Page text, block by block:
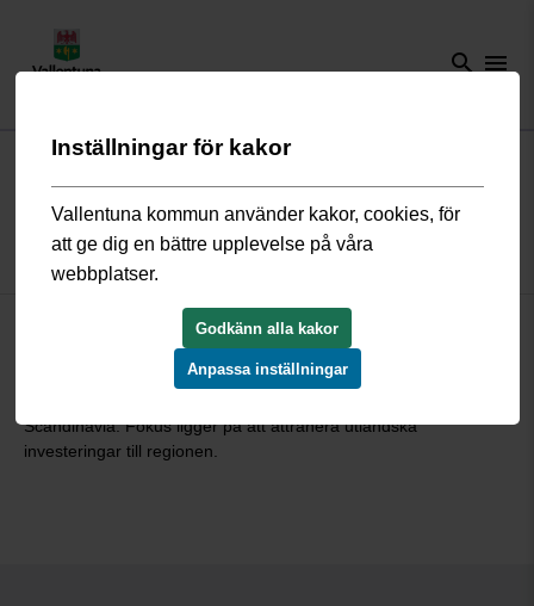
search menu
Start/Kommun och politik/ Samarbeten och internationellt arbete
Business Alliance
Stockholm Business Alliance (SBA) är ett partnerskap med 53
kommuner som arbetar tillsammans för att utveckla
Stockholmsregionen och samlar regionen under det
Scandinavia. Fokus ligger på att attrahera utländska
investeringar till regionen.
Inställningar för kakor
Vallentuna kommun använder kakor, cookies, för
att ge dig en bättre upplevelse på våra
webbplatser.
Godkänn alla kakor
Anpassa inställningar